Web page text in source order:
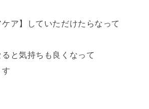
ア】していただけたらなって
と気持ちも良くなって